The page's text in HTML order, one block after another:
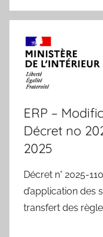
ERP –
Décret no
2025
Décret n° 2025-
d’application des
transfert des